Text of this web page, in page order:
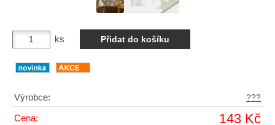
ks
Výrobce: ???
Cena: 143 Kč